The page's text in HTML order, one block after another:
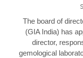
The board of
(GIA India) has
director,
gemological